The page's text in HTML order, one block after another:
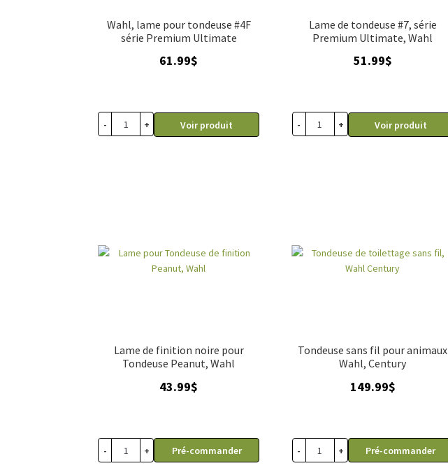
Wahl, lame pour tondeuse #4F
série Premium Ultimate
61.99$
- + Voir produit
Lame de tondeuse #7, série
Premium Ultimate, Wahl
51.99$
- + Voir produit
Lame de finition noire pour
Tondeuse Peanut, Wahl
43.99$
- + Pré-commander
Tondeuse sans fil pour animaux
Wahl, Century
149.99$
- + Pré-commander